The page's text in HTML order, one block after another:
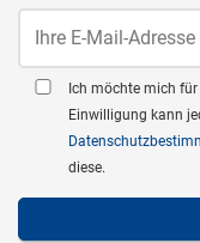
Ich möchte mich
Einwilligung kann
diese.